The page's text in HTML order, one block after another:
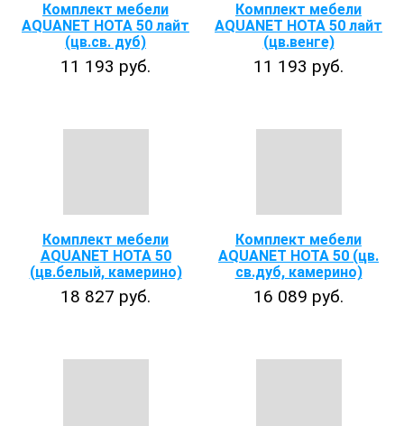
Комплект мебели
AQUANET НОТА 50 лайт
(цв.св. дуб)
11 193 руб.
Комплект мебели
AQUANET НОТА 50 лайт
(цв.венге)
11 193 руб.
Комплект мебели
AQUANET НОТА 50
(цв.белый, камерино)
18 827 руб.
Комплект мебели
AQUANET НОТА 50 (цв.
св.дуб, камерино)
16 089 руб.